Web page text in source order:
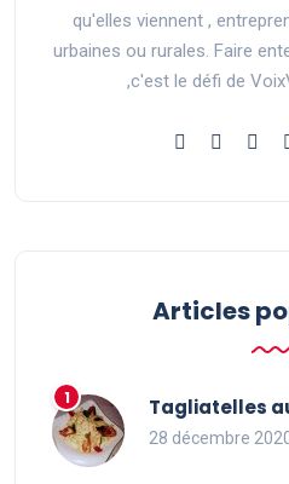
qu'elles viennent ,
urbaines ou rurales. Faire
,c'est le défi de
Articles
Tagliatelles
28 décembre